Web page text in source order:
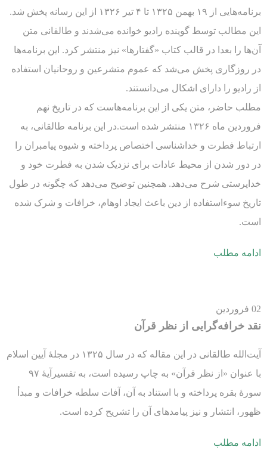
برنامه‌هایی از ۱۹ بهمن ۱۳۲۵ تا ۴ تیر ۱۳۲۶ از این رسانه پخش شد.
این مطالب توسط گوینده رادیو خوانده می‌شدند و طالقانی متن
آن‌ها را بعدا در قالب کتاب «گفتارها» نیز منتشر کرد. این برنامه‌ها
در روزگاری پخش می‌شد که عموم متشرعین و روحانیان استفاده
از رادیو را دارای اشکال می‌دانستند.
مطلب حاضر، متن یکی از این برنامه‌هاست که در تاریخ نهم
فروردین ماه ۱۳۲۶ منتشر شده است.در این برنامه طالقانی، به
ارتباط فطرت و خداشناسی اختصاص پرداخته و شیوه پیامبران را
در دور شدن از محیط عادات برای نزدیک شدن به فطرت خود و
خداپرستی شرح می‌دهد. همچنین توضیح می‌دهد که چگونه در طول
تاریخ سوءاستفاده از دین باعث ایجاد اوهام، خرافات و شرک شده
است.
ادامه مطلب
02 فروردین
نقد خرافه‌گرایی از نظر قرآن
آیت‌الله طالقانی در این مقاله‌ که در سال ۱۳۲۵ در مجلۀ آیین اسلام
با عنوان «از نظر قرآن» به چاپ رسیده است، به تفسیرآیۀ ۹۷
سورۀ بقره پرداخته و با استناد به آن، آفات سلطه‌ خرافات و مبدأ
ظهور، انتشار و نیز پیامدهای آن را تشریح کرده است.
ادامه مطلب